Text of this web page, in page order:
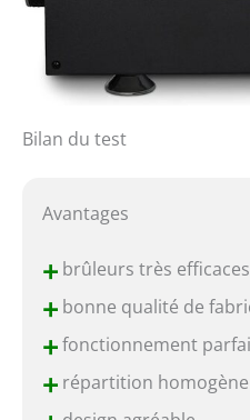
Bilan du test
Avantages
+brûleurs très efficaces
+bonne qualité de
+fonctionnement
+répartition homogène